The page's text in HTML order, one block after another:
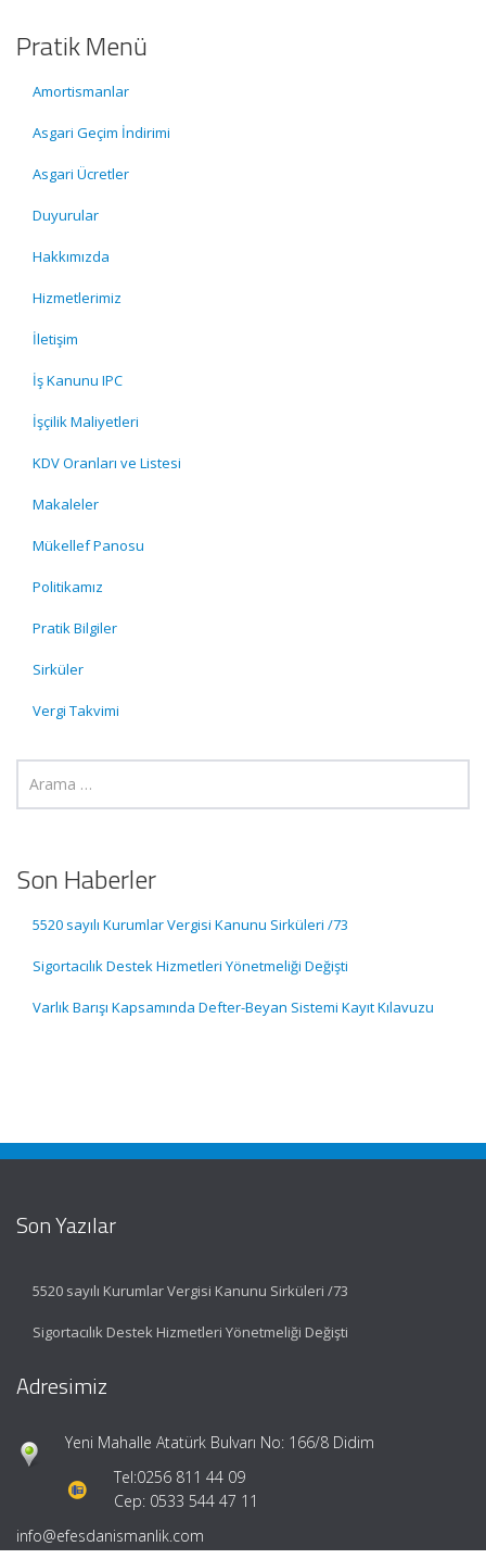
Pratik Menü
Amortismanlar
Asgari Geçim İndirimi
Asgari Ücretler
Duyurular
Hakkımızda
Hizmetlerimiz
İletişim
İş Kanunu IPC
İşçilik Maliyetleri
KDV Oranları ve Listesi
Makaleler
Mükellef Panosu
Politikamız
Pratik Bilgiler
Sirküler
Vergi Takvimi
Son Haberler
5520 sayılı Kurumlar Vergisi Kanunu Sirküleri /73
Sigortacılık Destek Hizmetleri Yönetmeliği Değişti
Varlık Barışı Kapsamında Defter-Beyan Sistemi Kayıt Kılavuzu
Son Yazılar
5520 sayılı Kurumlar Vergisi Kanunu Sirküleri /73
Sigortacılık Destek Hizmetleri Yönetmeliği Değişti
Adresimiz
Yeni Mahalle Atatürk Bulvarı No: 166/8 Didim
Tel:0256 811 44 09
Cep: 0533 544 47 11
info@efesdanismanlik.com